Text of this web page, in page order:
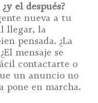
el después?
nueva a tu
llegar, la
pensada. ¿La
mensaje se
contactarte o
un anuncio no
pone en marcha.